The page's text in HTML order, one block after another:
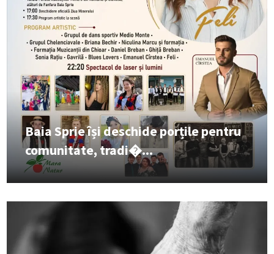
Baia Sprie își deschide porțile pentru
comunitate, tradi�...